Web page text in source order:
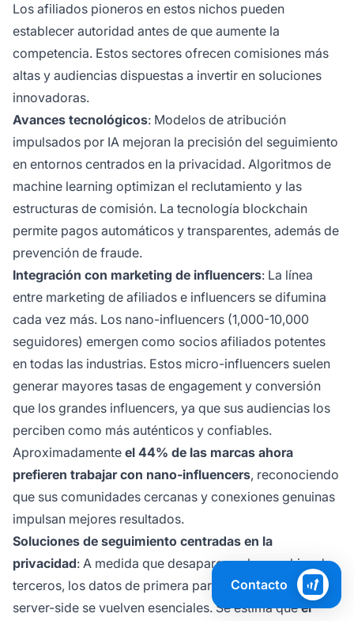
Los afiliados pioneros en estos nichos pueden
establecer autoridad antes de que aumente la
competencia. Estos sectores ofrecen comisiones más
altas y audiencias dispuestas a invertir en soluciones
innovadoras.
Avances tecnológicos: Modelos de atribución
impulsados por IA mejoran la precisión del seguimiento
en entornos centrados en la privacidad. Algoritmos de
machine learning optimizan el reclutamiento y las
estructuras de comisión. La tecnología blockchain
permite pagos automáticos y transparentes, además de
prevención de fraude.
Integración con marketing de influencers: La línea
entre marketing de afiliados e influencers se difumina
cada vez más. Los nano-influencers (1,000-10,000
seguidores) emergen como socios afiliados potentes
en todas las industrias. Estos micro-influencers suelen
generar mayores tasas de engagement y conversión
que los grandes influencers, ya que sus audiencias los
perciben como más auténticos y confiables.
Aproximadamente el 44% de las marcas ahora
prefieren trabajar con nano-influencers, reconociendo
que sus comunidades cercanas y conexiones genuinas
impulsan mejores resultados.
Soluciones de seguimiento centradas en la
privacidad: A medida que desaparecen las cookies de
terceros, los datos de primera parte y el seguimiento
server-side se vuelven esenciales. Se estima queel
Contacto